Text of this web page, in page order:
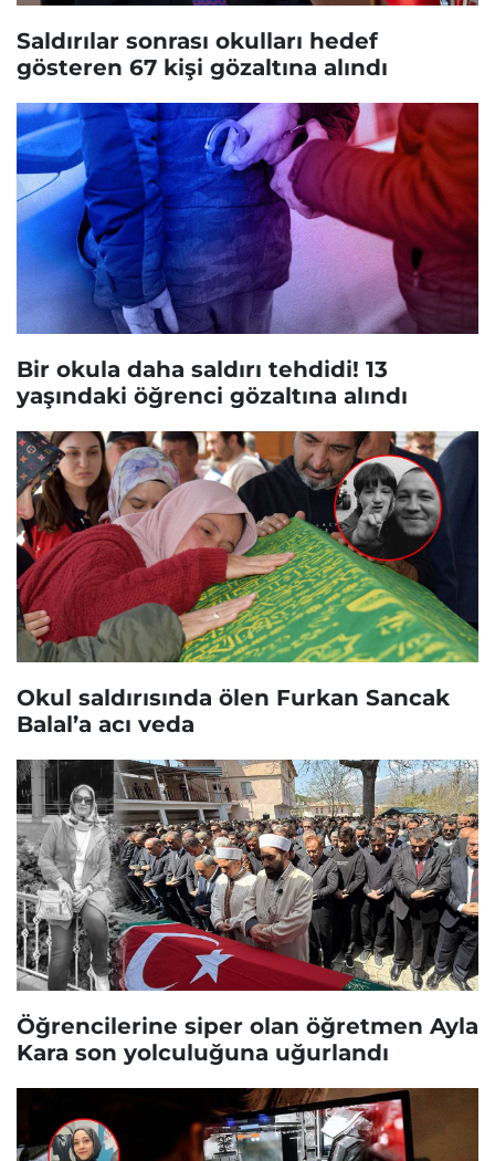
Saldırılar sonrası okulları hedef
gösteren 67 kişi gözaltına alındı
Bir okula daha saldırı tehdidi! 13
yaşındaki öğrenci gözaltına alındı
Okul saldırısında ölen Furkan Sancak
Balal’a acı veda
Öğrencilerine siper olan öğretmen Ayla
Kara son yolculuğuna uğurlandı